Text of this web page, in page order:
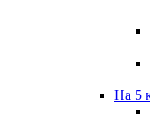
На 5